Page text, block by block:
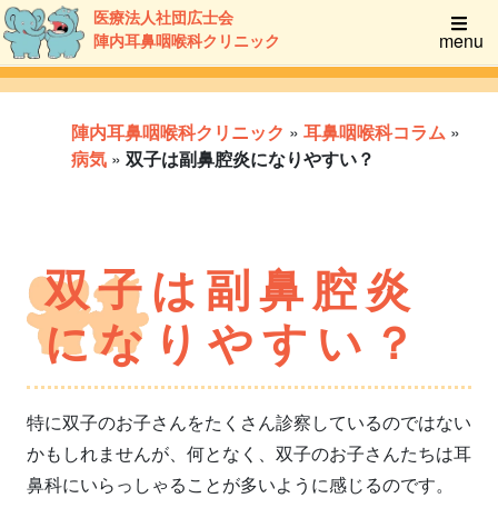
医療法人社団広士会
陣内耳鼻咽喉科クリニック
menu
陣内耳鼻咽喉科クリニック » 耳鼻咽喉科コラム »
病気 » 双子は副鼻腔炎になりやすい？
双子は副鼻腔炎
になりやすい？
特に双子のお子さんをたくさん診察しているのではない
かもしれませんが、何となく、双子のお子さんたちは耳
鼻科にいらっしゃることが多いように感じるのです。